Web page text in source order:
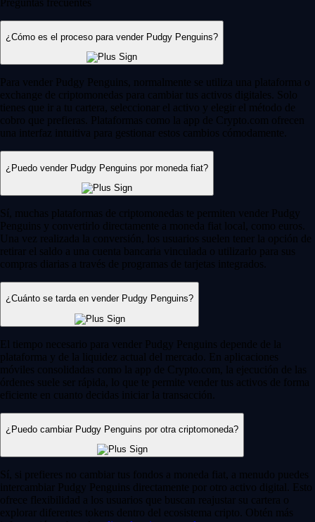
¿Cómo es el proceso para vender Pudgy Penguins?
Para vender Pudgy Penguins, normalmente se utiliza una plataforma o
exchange de criptomonedas para cambiar tus activos digitales. Solo
tienes que ir a tu cartera, seleccionar el activo y elegir el método de
cobro que prefieras. Plataformas como la app de Crypto.com ofrecen
una interfaz intuitiva para gestionar estos cambios cómodamente.
¿Puedo vender Pudgy Penguins por moneda fiat?
Sí, muchas plataformas de criptomonedas te permiten vender Pudgy
Penguins y convertirlo directamente a moneda fiat local, como euros.
Una vez realizada la conversión, los usuarios suelen tener la opción de
retirar el saldo a una cuenta bancaria vinculada o utilizarlo para sus
compras diarias a través de programas de tarjetas integrados.
¿Cuánto se tarda en vender Pudgy Penguins?
El tiempo necesario para vender Pudgy Penguins depende de la
plataforma y de la liquidez actual del mercado. En aplicaciones
móviles consolidadas como la app de Crypto.com, la ejecución de las
órdenes suele ser rápida, lo que te permite vender tus activos de forma
eficiente en cuanto decidas iniciar la transacción.
¿Puedo cambiar Pudgy Penguins por otra criptomoneda?
Sí, si prefieres no cambiar tus fondos a moneda fiat, a menudo puedes
intercambiar Pudgy Penguins directamente por otro activo digital. Esto
ofrece flexibilidad a los usuarios que buscan reajustar su cartera o
explorar diferentes tokens dentro del ecosistema cripto. Obtén más